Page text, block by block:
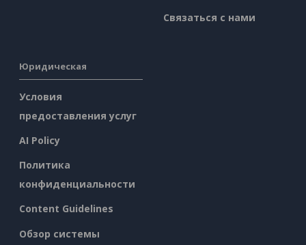
Связаться с нами
Юридическая
Условия
предоставления услуг
AI Policy
Политика
конфиденциальности
Content Guidelines
Обзор системы